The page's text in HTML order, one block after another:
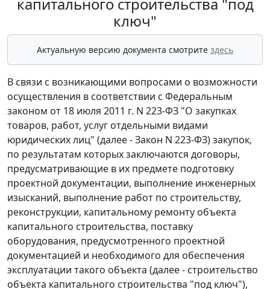
капитального строительства "под
ключ"
Актуальную версию документа смотрите здесь
В связи с возникающими вопросами о возможности
осуществления в соответствии с Федеральным
законом от 18 июля 2011 г. N 223-ФЗ "О закупках
товаров, работ, услуг отдельными видами
юридических лиц" (далее - Закон N 223-ФЗ) закупок,
по результатам которых заключаются договоры,
предусматривающие в их предмете подготовку
проектной документации, выполнение инженерных
изысканий, выполнение работ по строительству,
реконструкции, капитальному ремонту объекта
капитального строительства, поставку
оборудования, предусмотренного проектной
документацией и необходимого для обеспечения
эксплуатации такого объекта (далее - строительство
объекта капитального строительства "под ключ"),